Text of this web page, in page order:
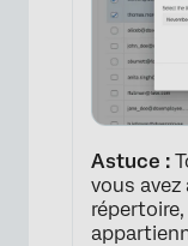
Astuce :
vous avez